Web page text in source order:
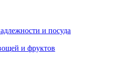
и посуда
и фруктов